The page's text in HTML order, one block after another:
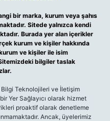
bir marka, kurum veya şahıs
Sitede yalnızca kendi
Burada yer alan içerikler
kurum ve kişiler hakkında
ve kişiler ile isim
bilgiler taslak
Bilgi Teknolojileri ve İletişim
Yer Sağlayıcı olarak hizmet
proaktif olarak denetleme
Ancak, üyelerimiz